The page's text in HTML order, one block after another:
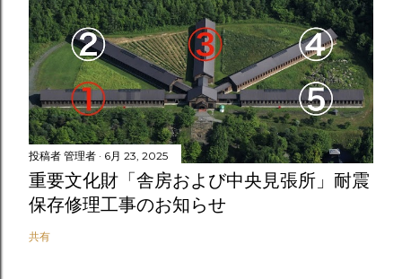
投稿者 管理者 6月 23, 2025
重要文化財「舎房および中央見張所」耐震
保存修理工事のお知らせ
共有